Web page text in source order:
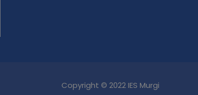
Copyright © 2022 IES Murgi